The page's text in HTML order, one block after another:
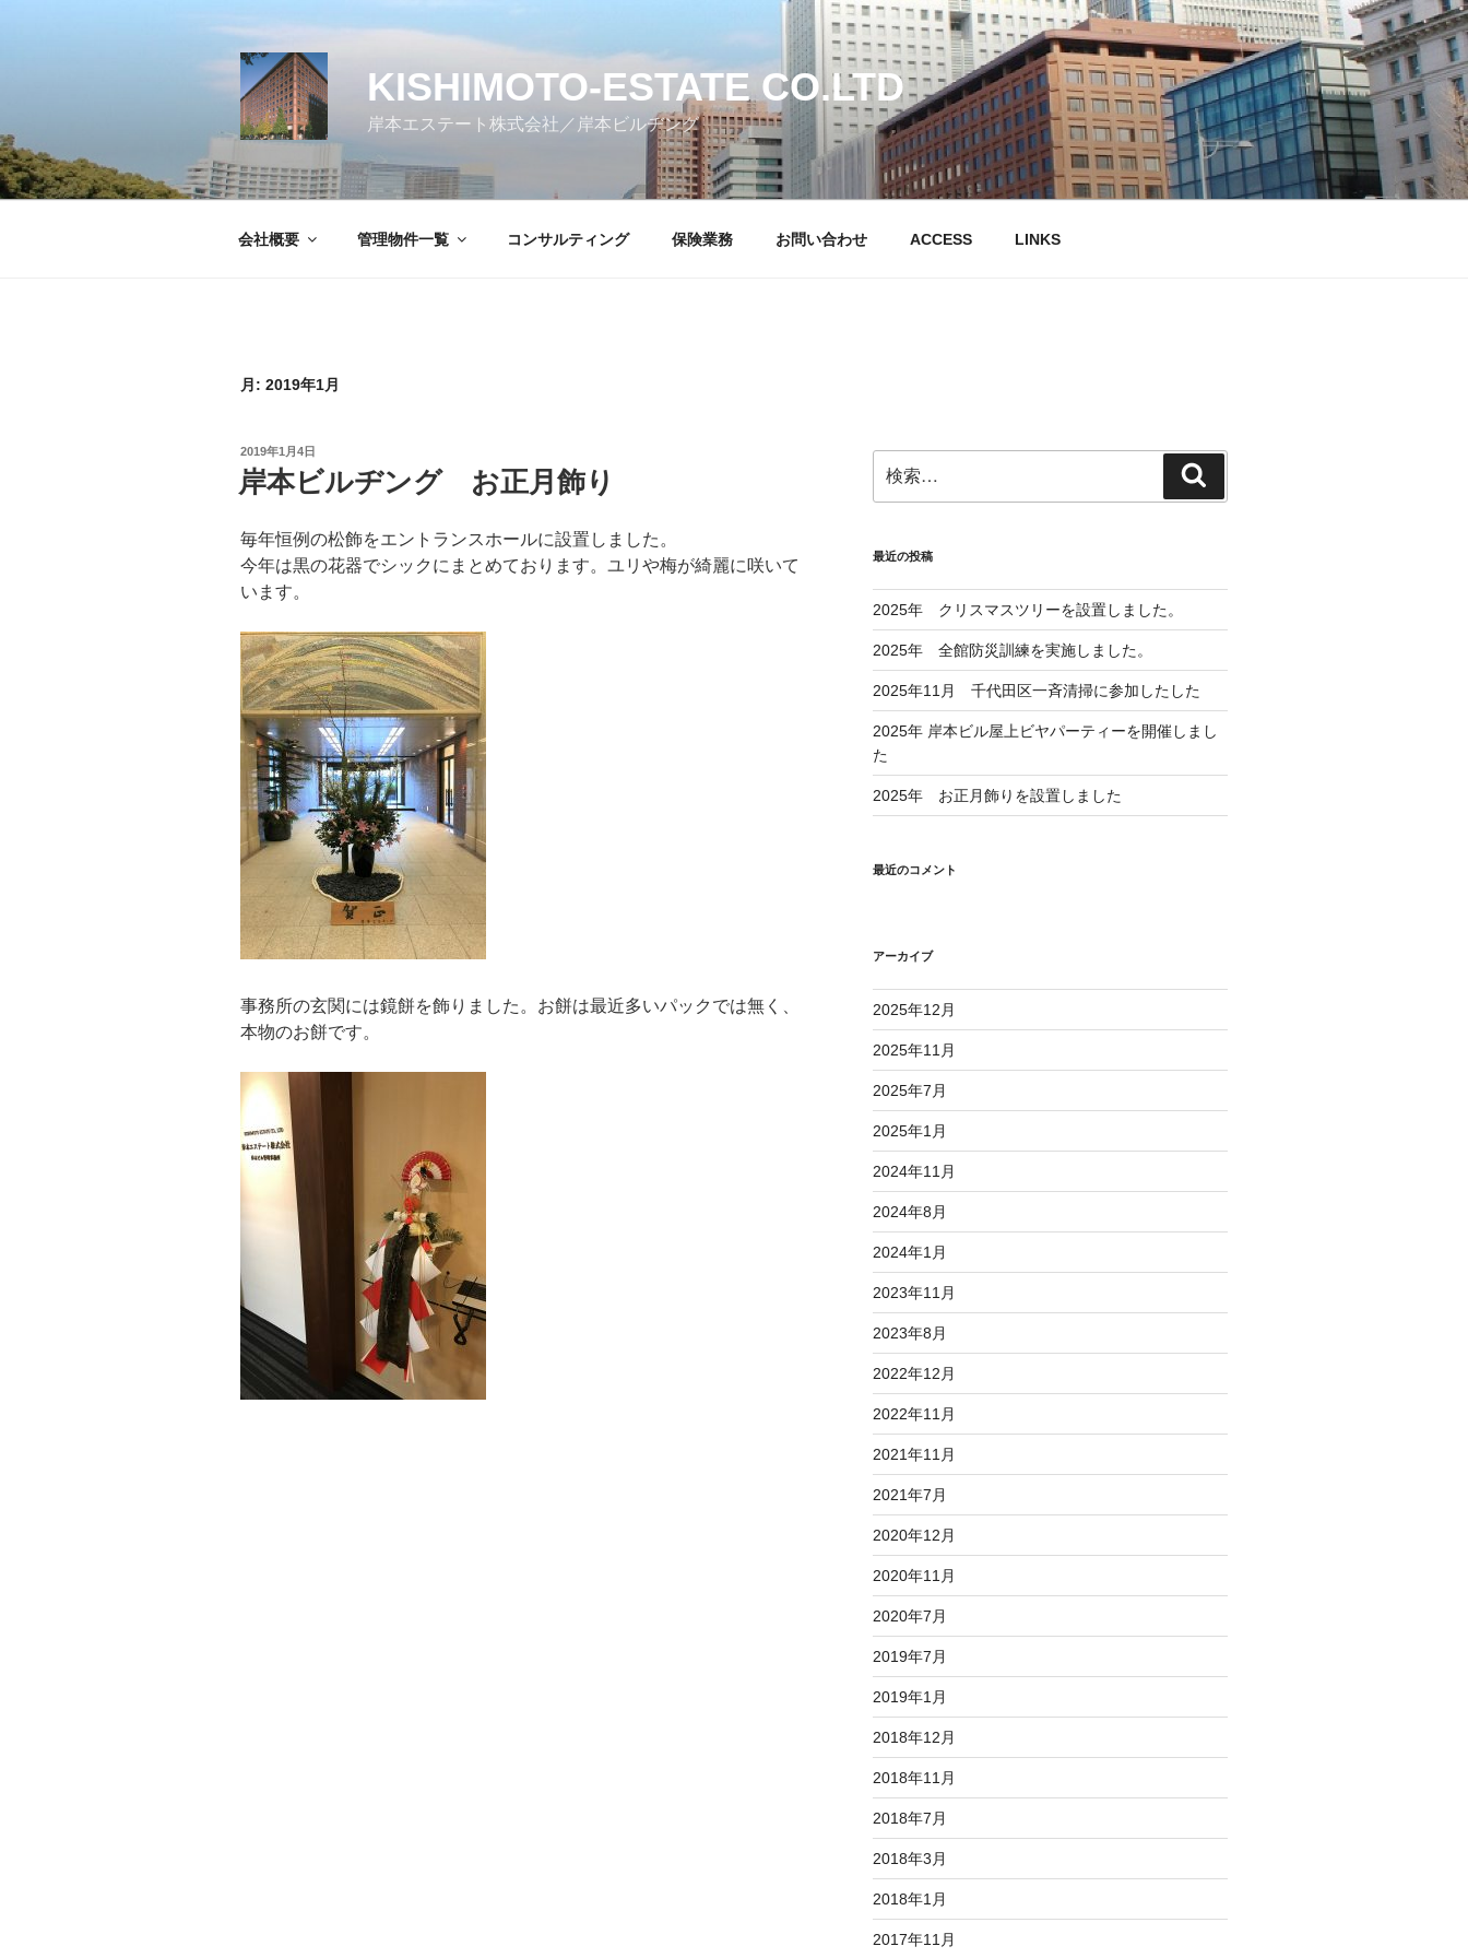
へ
ス
キ
KISHIMOTO-ESTATE CO.LTD
岸本エステート株式会社／岸本ビルヂング
会社概要 管理物件一覧 コンサルティング 保険業務 お問い合わせ ACCESS LINKS
月: 2019年1月
投
稿
日:
2019年1月4日
岸本ビルヂング お正月飾り
毎年恒例の松飾をエントランスホールに設置しました。
今年は黒の花器でシックにまとめております。ユリや梅が綺麗に咲いて
います。
事務所の玄関には鏡餅を飾りました。お餅は最近多いパックでは無く、
本物のお餅です。
索:
索
最近の投稿
2025年 クリスマスツリーを設置しました。
2025年 全館防災訓練を実施しました。
2025年11月 千代田区一斉清掃に参加したした
2025年 岸本ビル屋上ビヤパーティーを開催しまし
た
2025年 お正月飾りを設置しました
最近のコメント
アーカイブ
2025年12月
2025年11月
2025年7月
2025年1月
2024年11月
2024年8月
2024年1月
2023年11月
2023年8月
2022年12月
2022年11月
2021年11月
2021年7月
2020年12月
2020年11月
2020年7月
2019年7月
2019年1月
2018年12月
2018年11月
2018年7月
2018年3月
2018年1月
2017年11月